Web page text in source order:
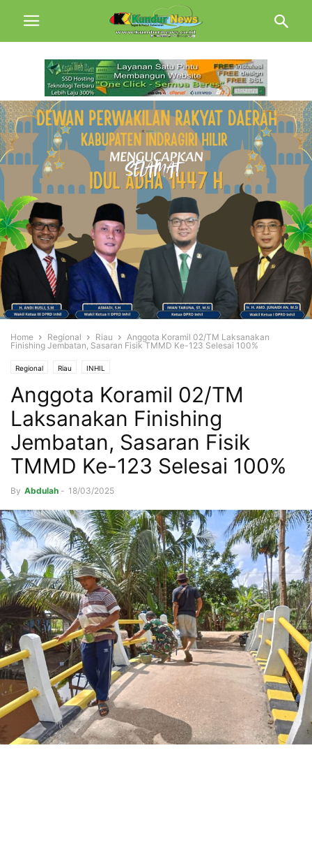
Home Regional Riau
Anggota Koramil 02/TM Laksanakan
Finishing Jembatan, Sasaran Fisik TMMD Ke-123 Selesai 100%
Regional Riau INHIL
Anggota Koramil 02/TM
Laksanakan Finishing
Jembatan, Sasaran Fisik
TMMD Ke-123 Selesai 100%
By Abdulah - 18/03/2025